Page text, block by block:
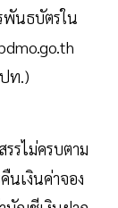
พันธบัตรใน
ท.)
รไม่ครบตาม
นเงินค่าจอง